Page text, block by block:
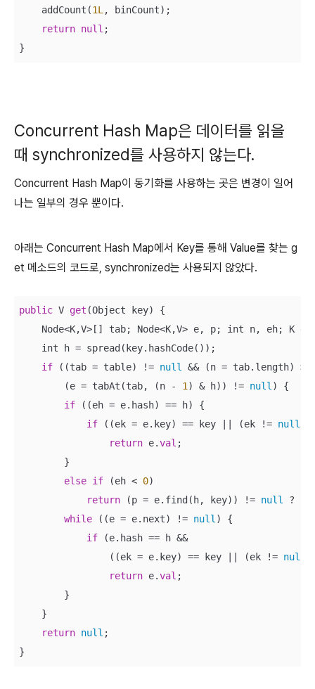
    addCount(
1L , binCount);
return null ;
}
Concurrent Hash Map은 데이터를 읽을
때 synchronized를 사용하지 않는다.
Concurrent Hash Map이 동기화를 사용하는 곳은 변경이 일어
나는 일부의 경우 뿐이다.
아래는 Concurrent Hash Map에서 Key를 통해 Value를 찾는 g
et 메소드의 코드로, synchronized는 사용되지 않았다.
public V get (Object key) {
Node<K,V>[] tab; Node<K,V> e, p; int n, eh; K
    int h = spread(key.hashCode());
if ((tab = table) != null && (n = tab.length) >
        (e = tabAt(tab, (n -
1 ) & h)) != null ) {
if ((eh = e.hash) == h) {
if ((ek = e.key) == key || (ek != null
return e.val ;
        }
else if (eh < 0)
return (p = e.find(h, key)) != null ? p.
while ((e = e.next) != null ) {
if (e.hash == h &&
                ((ek = e.key) == key || (ek !=
null
return e.val ;
        }
    }
return null ;
}